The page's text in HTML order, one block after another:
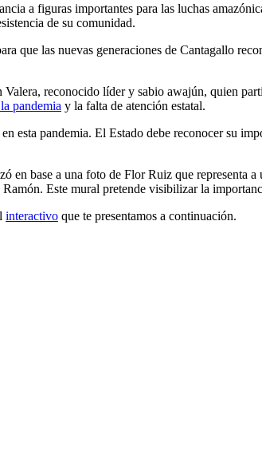
a figuras importantes para las luchas
de su comunidad.
que las nuevas generaciones de Cantagallo
reconocido líder y sabio awajún, quien
pandemia y la falta de atención estatal.
esta pandemia. El Estado debe reconocer su
base a una foto de Flor Ruiz que representa
Este mural pretende visibilizar la
interactivo que te presentamos a continuación.